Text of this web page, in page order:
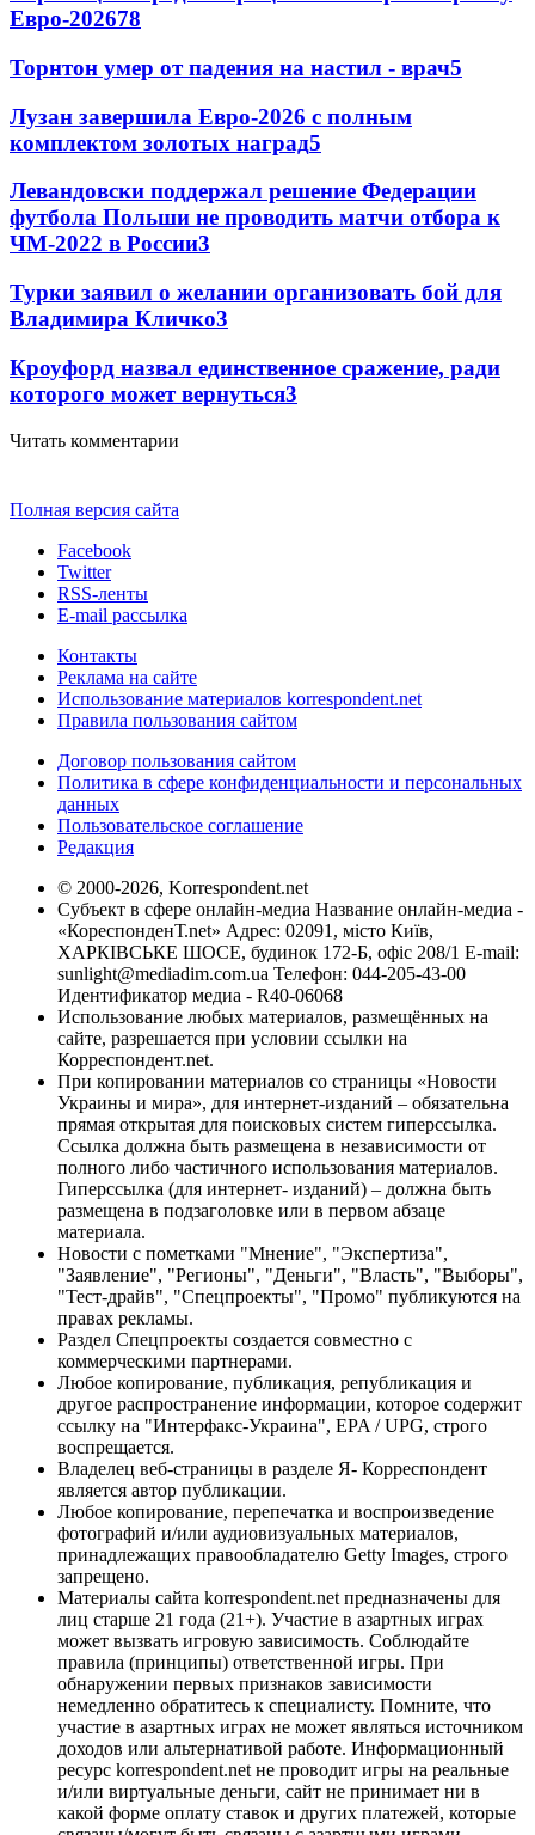
Евро-202678
Торнтон умер от падения на настил - врач5
Лузан завершила Евро-2026 с полным
комплектом золотых наград5
Левандовски поддержал решение Федерации
футбола Польши не проводить матчи отбора к
ЧМ-2022 в России3
Турки заявил о желании организовать бой для
Владимира Кличко3
Кроуфорд назвал единственное сражение, ради
которого может вернуться3
Читать комментарии
Полная версия сайта
Facebook
Twitter
RSS-ленты
E-mail рассылка
Контакты
Реклама на сайте
Использование материалов korrespondent.net
Правила пользования сайтом
Договор пользования сайтом
Политика в сфере конфиденциальности и персональных
данных
Пользовательское соглашение
Редакция
© 2000-2026, Korrespondent.net
Субъект в сфере онлайн-медиа Название онлайн-медиа -
«КореспонденТ.net» Адрес: 02091, місто Київ,
ХАРКІВСЬКЕ ШОСЕ, будинок 172-Б, офіс 208/1 E-mail:
sunlight@mediadim.com.ua Телефон: 044-205-43-00
Идентификатор медиа - R40-06068
Использование любых материалов, размещённых на
сайте, разрешается при условии ссылки на
Корреспондент.net.
При копировании материалов со страницы «Новости
Украины и мира», для интернет-изданий – обязательна
прямая открытая для поисковых систем гиперссылка.
Ссылка должна быть размещена в независимости от
полного либо частичного использования материалов.
Гиперссылка (для интернет- изданий) – должна быть
размещена в подзаголовке или в первом абзаце
материала.
Новости с пометками "Мнение", "Экспертиза",
"Заявление", "Регионы", "Деньги", "Власть", "Выборы",
"Тест-драйв", "Спецпроекты", "Промо" публикуются на
правах рекламы.
Раздел Спецпроекты создается совместно с
коммерческими партнерами.
Любое копирование, публикация, републикация и
другое распространение информации, которое содержит
ссылку на "Интерфакс-Украина", EPA / UPG, строго
воспрещается.
Владелец веб-страницы в разделе Я- Корреспондент
является автор публикации.
Любое копирование, перепечатка и воспроизведение
фотографий и/или аудиовизуальных материалов,
принадлежащих правообладателю Getty Images, строго
запрещено.
Материалы сайта korrespondent.net предназначены для
лиц старше 21 года (21+). Участие в азартных играх
может вызвать игровую зависимость. Соблюдайте
правила (принципы) ответственной игры. При
обнаружении первых признаков зависимости
немедленно обратитесь к специалисту. Помните, что
участие в азартных играх не может являться источником
доходов или альтернативой работе. Информационный
ресурс korrespondent.net не проводит игры на реальные
и/или виртуальные деньги, сайт не принимает ни в
какой форме оплату ставок и других платежей, которые